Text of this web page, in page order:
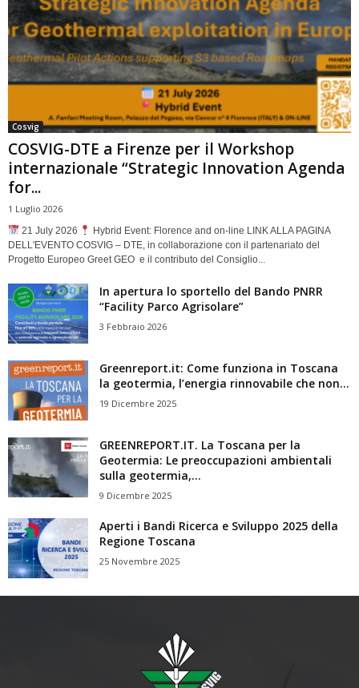
Cosvig
COSVIG-DTE a Firenze per il Workshop
internazionale “Strategic Innovation Agenda
for...
1 Luglio 2026
21 July 2026
Hybrid Event: Florence and on-line LINK ALLA PAGINA
DELL'EVENTO COSVIG – DTE, in collaborazione con il partenariato del
Progetto Europeo Greet GEO e il contributo del Consiglio...
In apertura lo sportello del Bando PNRR
“Facility Parco Agrisolare”
3 Febbraio 2026
Greenreport.it: Come funziona in Toscana
la geotermia, l’energia rinnovabile che non...
19 Dicembre 2025
GREENREPORT.IT. La Toscana per la
Geotermia: Le preoccupazioni ambientali
sulla geotermia,...
9 Dicembre 2025
Aperti i Bandi Ricerca e Sviluppo 2025 della
Regione Toscana
25 Novembre 2025